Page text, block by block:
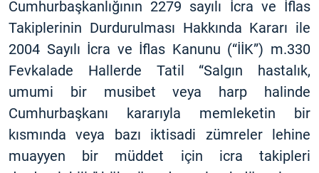
Cumhurbaşkanlığının 2279 sayılı İcra ve İflas
Takiplerinin Durdurulması Hakkında Kararı ile
2004 Sayılı İcra ve İflas Kanunu (“İİK”) m.330
Fevkalade Hallerde Tatil “Salgın hastalık,
umumi bir musibet veya harp halinde
Cumhurbaşkanı kararıyla memleketin bir
kısmında veya bazı iktisadi zümreler lehine
muayyen bir müddet için icra takipleri